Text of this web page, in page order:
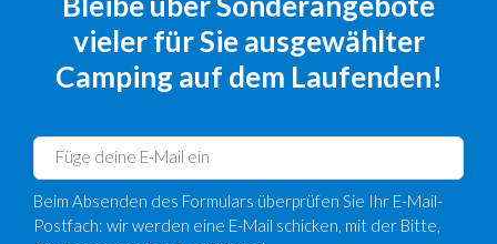
vieler für Sie ausgewählter
Camping auf dem Laufenden!
Beim Absenden des Formulars überprüfen Sie Ihr E-Mail-
Postfach: wir werden eine E-Mail schicken, mit der Bitte,